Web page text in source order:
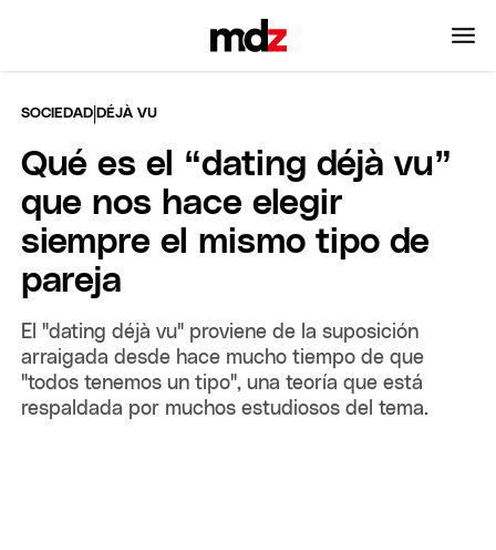
SOCIEDAD |DÉJÀ VU
Qué es el “dating déjà vu”
que nos hace elegir
siempre el mismo tipo de
pareja
El "dating déjà vu" proviene de la suposición
arraigada desde hace mucho tiempo de que
"todos tenemos un tipo", una teoría que está
respaldada por muchos estudiosos del tema.